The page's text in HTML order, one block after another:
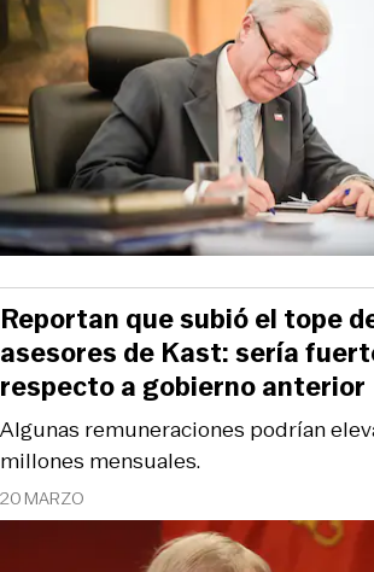
20 MARZO
Algunas remuneraciones podrían
millones mensuales.
Reportan que subió el tope
asesores de Kast: sería
respecto a gobierno anterior